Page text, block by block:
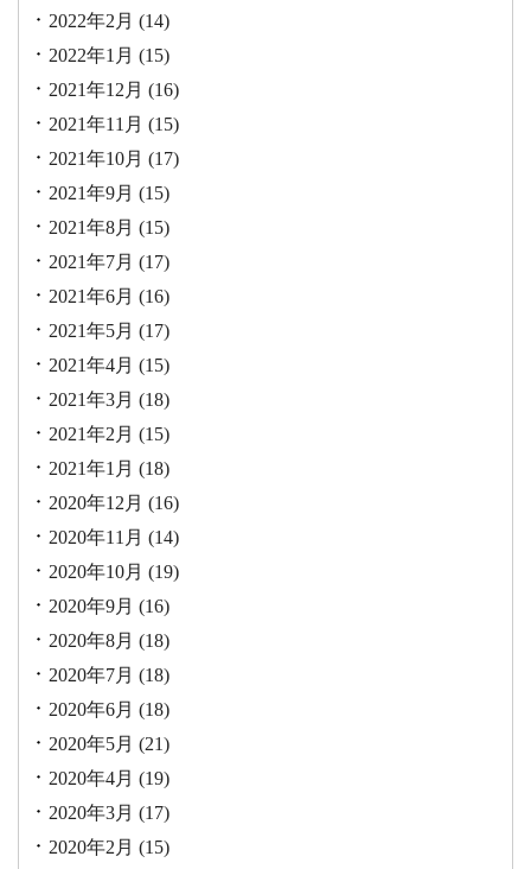
2022年2月 (14)
2022年1月 (15)
2021年12月 (16)
2021年11月 (15)
2021年10月 (17)
2021年9月 (15)
2021年8月 (15)
2021年7月 (17)
2021年6月 (16)
2021年5月 (17)
2021年4月 (15)
2021年3月 (18)
2021年2月 (15)
2021年1月 (18)
2020年12月 (16)
2020年11月 (14)
2020年10月 (19)
2020年9月 (16)
2020年8月 (18)
2020年7月 (18)
2020年6月 (18)
2020年5月 (21)
2020年4月 (19)
2020年3月 (17)
2020年2月 (15)